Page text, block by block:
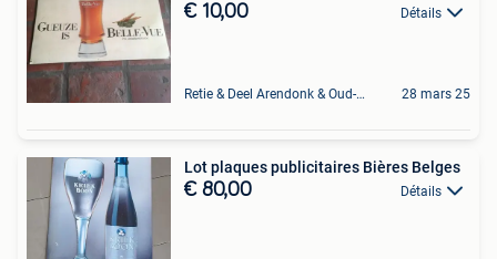
€ 10,00 Détails
Retie & Deel Arendonk & Oud-Turnhout 28 mars 25
Lot plaques publicitaires Bières Belges
€ 80,00 Détails